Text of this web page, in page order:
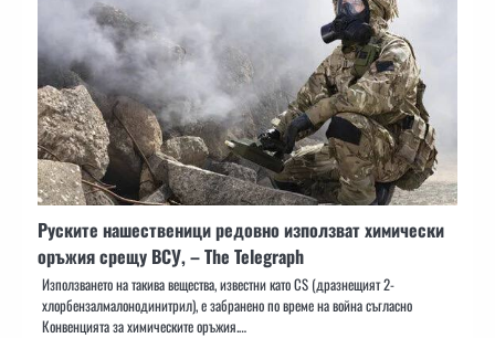
Руските нашественици редовно използват химически
оръжия срещу ВСУ, – The Telegraph
Използването на такива вещества, известни като CS (дразнещият 2-
хлорбензалмалонодинитрил), е забранено по време на война съгласно
Конвенцията за химическите оръжия.…